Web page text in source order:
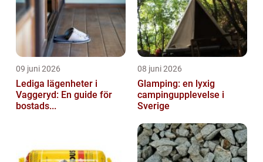
09 juni 2026
Lediga lägenheter i
Vaggeryd: En guide för
bostads...
08 juni 2026
Glamping: en lyxig
campingupplevelse i
Sverige